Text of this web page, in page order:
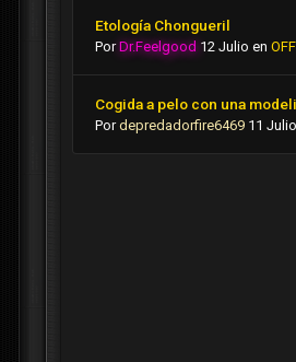
Etología Chongueril
PorDr.Feelgood 12 Julio en
Cogida a pelo con una
Pordepredadorfire6469 11 Julio